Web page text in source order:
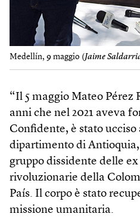
Medellín, 9 maggio (Jaime
“Il 5 maggio Mateo Pérez
anni che nel 2021 aveva
Confidente, è stato ucciso
dipartimento di
gruppo dissidente delle
rivoluzionarie della
País. Il corpo è stato
missione umanitaria.